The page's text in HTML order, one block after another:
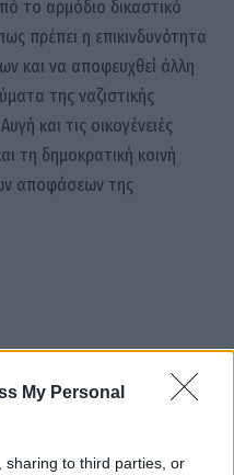
My Personal
sharing to third parties, or
το αρμόδιο δικαστικό
πρέπει η επικινδυνότητα
και να αποφευχθεί άλλη
της ναζιστικής
και τις οικογένειές
τη δημοκρατική κοινή
αποφάσεων της
LinkedInTumblr Email
ΕΠΌΜΕΝΟ ΆΡΘΡΟ